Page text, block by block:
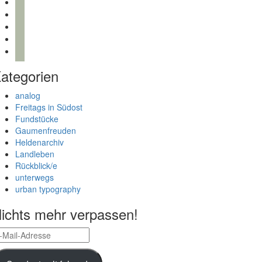
analog
Freitags in Südost
Fundstücke
Gaumenfreuden
Heldenarchiv
Landleben
Rückblick/e
unterwegs
urban typography
mehr verpassen!